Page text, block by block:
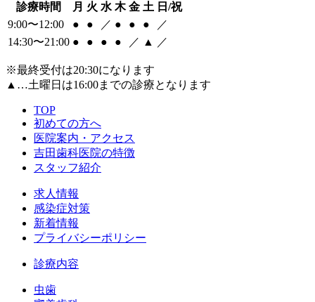
診療時間 月 火 水 木 金 土 日/祝
9:00〜12:00
● ● ／ ● ● ●
／
14:30〜21:00 ● ● ● ● ／ ▲ ／
※最終受付は20:30になります
▲ …土曜日は16:00までの診療となります
TOP
初めての方へ
医院案内・アクセス
吉田歯科医院の特徴
スタッフ紹介
求人情報
感染症対策
新着情報
プライバシーポリシー
診療内容
虫歯